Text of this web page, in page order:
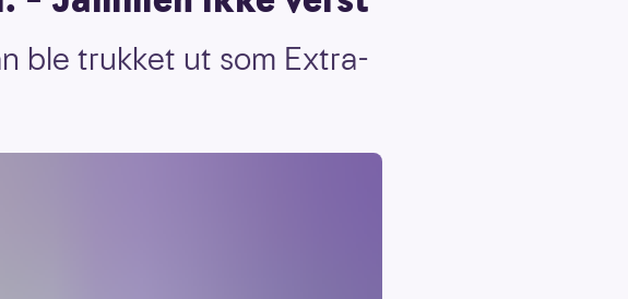
ble trukket ut som Extra-